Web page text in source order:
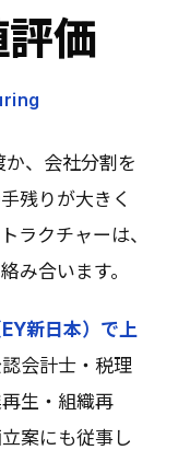
価
、会社分割を
残りが大きく
ラクチャーは、
み合います。
新日本）で上
認会計士・税理
生・組織再
案にも従事し